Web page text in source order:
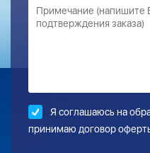
Я соглашаюсь на
принимаю договор